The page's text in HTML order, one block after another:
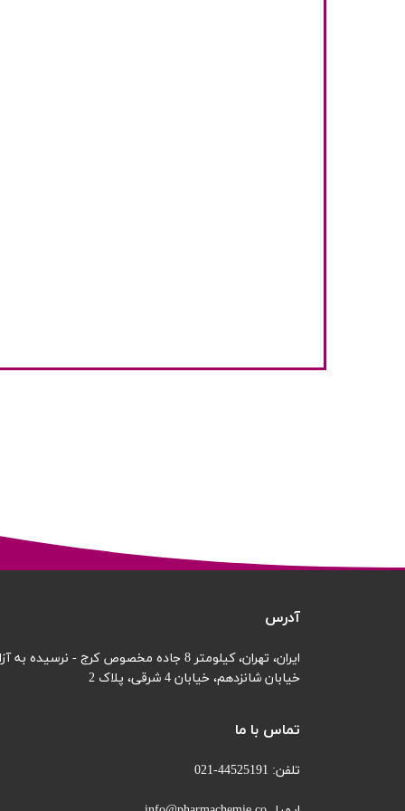
تماس با ما
تلفن: 44525191-021
آدرس
ایران، تهران، کیلومتر 8 جاده مخصوص کرج - نرسیده به آزادگان
خیابان شانزدهم، خیابان 4 شرقی، پلاک 2